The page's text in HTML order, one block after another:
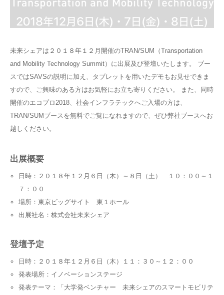
未来シェアは２０１８年１２月開催のTRAN/SUM（Transportation
and Mobility Technology Summit）に出展及び登壇いたします。 ブー
スではSAVSの説明に加え、タブレットを用いたデモもお見せできま
すので、ご興味のある方はお気軽にお立ち寄りください。 また、同時
開催のエコプロ2018、社会インフラテックへご入場の方は、
TRAN/SUMブースを無料でご覧になれますので、ぜひ弊社ブースへお
越しください。
出展概要
日時：２０１８年１２月６日（木）～８日（土） １０：００～１
７：００
場所：東京ビッグサイト 東１ホール
出展社名：株式会社未来シェア
登壇予定
日時：２０１８年１２月６日（木）１１：３０～１２：００
発表場所：イノベーションステージ
発表テーマ：「大学発ベンチャー 未来シェアのスマートモビリテ